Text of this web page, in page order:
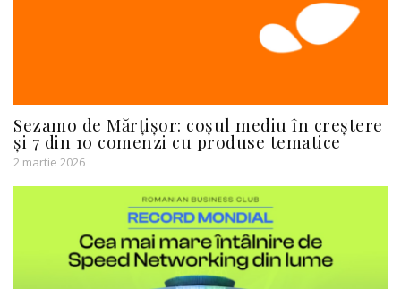
Sezamo de Mărțișor: coșul mediu în creștere
și 7 din 10 comenzi cu produse tematice
2 martie 2026